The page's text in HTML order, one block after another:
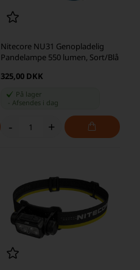
Nitecore NU31 Genopladelig
Pandelampe 550 lumen, Sort/Blå
325,00 DKK
På lager
Afsendes i dag
- +